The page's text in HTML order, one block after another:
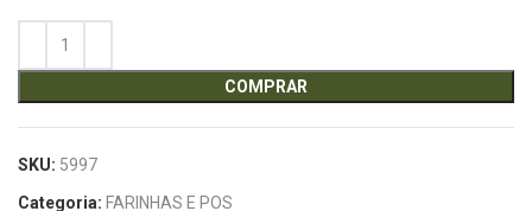
COMPRAR
SKU: 5997
Categoria: FARINHAS E POS